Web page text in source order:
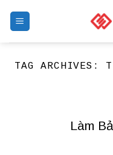
TAG ARCHIVES:
Làm